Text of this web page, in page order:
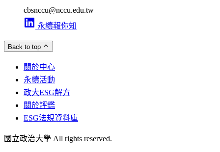
cbsnccu@nccu.edu.tw
永續報你知
Back to top
關於中心
永續活動
政大ESG解方
關於評鑑
ESG法規資料庫
國立政治大學 All rights reserved.